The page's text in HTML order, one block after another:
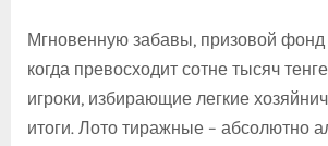
Мгновенную забавы, призовой фонд
когда превосходит сотне тысяч
игроки, избирающие легкие
итоги. Лото тиражные – абсолютно